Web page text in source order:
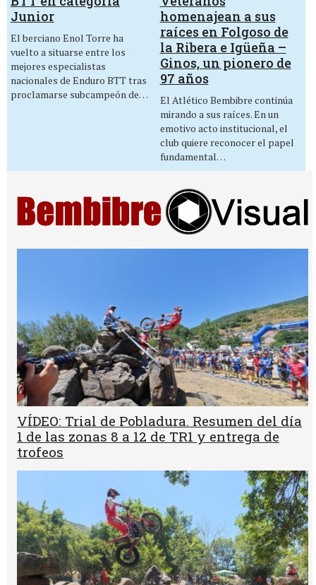
Junior
El berciano Enol Torre ha
vuelto a situarse entre los
mejores especialistas
nacionales de Enduro BTT tras
proclamarse subcampeón de…
homenajean a sus
raíces en Folgoso de
la Ribera e Igüeña –
Ginos, un pionero de
97 años
El Atlético Bembibre continúa
mirando a sus raíces. En un
emotivo acto institucional, el
club quiere reconocer el papel
fundamental…
VÍDEO: Trial de Pobladura. Resumen del día
1 de las zonas 8 a 12 de TR1 y entrega de
trofeos